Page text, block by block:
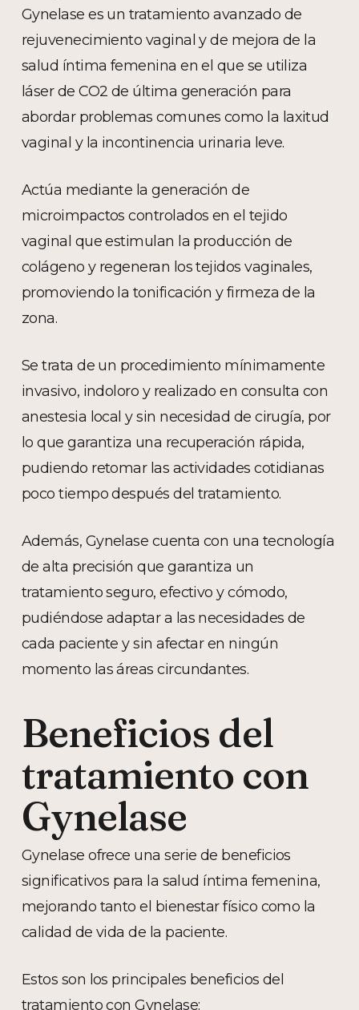
Gynelase es un tratamiento avanzado de
rejuvenecimiento vaginal y de mejora de la
salud íntima femenina en el que se utiliza
láser de CO2 de última generación para
abordar problemas comunes como la laxitud
vaginal y la incontinencia urinaria leve.
Actúa mediante la generación de
microimpactos controlados en el tejido
vaginal que estimulan la producción de
colágeno y regeneran los tejidos vaginales,
promoviendo la tonificación y firmeza de la
zona.
Se trata de un procedimiento mínimamente
invasivo, indoloro y realizado en consulta con
anestesia local y sin necesidad de cirugía, por
lo que garantiza una recuperación rápida,
pudiendo retomar las actividades cotidianas
poco tiempo después del tratamiento.
Además, Gynelase cuenta con una tecnología
de alta precisión que garantiza un
tratamiento seguro, efectivo y cómodo,
pudiéndose adaptar a las necesidades de
cada paciente y sin afectar en ningún
momento las áreas circundantes.
Beneficios del
tratamiento con
Gynelase
Gynelase ofrece una serie de beneficios
significativos para la salud íntima femenina,
mejorando tanto el bienestar físico como la
calidad de vida de la paciente.
Estos son los principales beneficios del
tratamiento con Gynelase: